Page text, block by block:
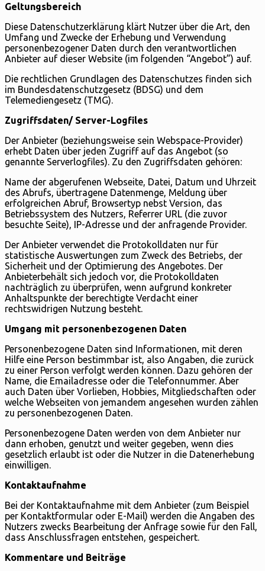
Geltungsbereich
Diese Datenschutzerklärung klärt Nutzer über die Art, den
Umfang und Zwecke der Erhebung und Verwendung
personenbezogener Daten durch den verantwortlichen
Anbieter auf dieser Website (im folgenden “Angebot”) auf.
Die rechtlichen Grundlagen des Datenschutzes finden sich
im Bundesdatenschutzgesetz (BDSG) und dem
Telemediengesetz (TMG).
Zugriffsdaten/ Server-Logfiles
Der Anbieter (beziehungsweise sein Webspace-Provider)
erhebt Daten über jeden Zugriff auf das Angebot (so
genannte Serverlogfiles). Zu den Zugriffsdaten gehören:
Name der abgerufenen Webseite, Datei, Datum und Uhrzeit
des Abrufs, übertragene Datenmenge, Meldung über
erfolgreichen Abruf, Browsertyp nebst Version, das
Betriebssystem des Nutzers, Referrer URL (die zuvor
besuchte Seite), IP-Adresse und der anfragende Provider.
Der Anbieter verwendet die Protokolldaten nur für
statistische Auswertungen zum Zweck des Betriebs, der
Sicherheit und der Optimierung des Angebotes. Der
Anbieterbehält sich jedoch vor, die Protokolldaten
nachträglich zu überprüfen, wenn aufgrund konkreter
Anhaltspunkte der berechtigte Verdacht einer
rechtswidrigen Nutzung besteht.
Umgang mit personenbezogenen Daten
Personenbezogene Daten sind Informationen, mit deren
Hilfe eine Person bestimmbar ist, also Angaben, die zurück
zu einer Person verfolgt werden können. Dazu gehören der
Name, die Emailadresse oder die Telefonnummer. Aber
auch Daten über Vorlieben, Hobbies, Mitgliedschaften oder
welche Webseiten von jemandem angesehen wurden zählen
zu personenbezogenen Daten.
Personenbezogene Daten werden von dem Anbieter nur
dann erhoben, genutzt und weiter gegeben, wenn dies
gesetzlich erlaubt ist oder die Nutzer in die Datenerhebung
einwilligen.
Kontaktaufnahme
Bei der Kontaktaufnahme mit dem Anbieter (zum Beispiel
per Kontaktformular oder E-Mail) werden die Angaben des
Nutzers zwecks Bearbeitung der Anfrage sowie für den Fall,
dass Anschlussfragen entstehen, gespeichert.
Kommentare und Beiträge